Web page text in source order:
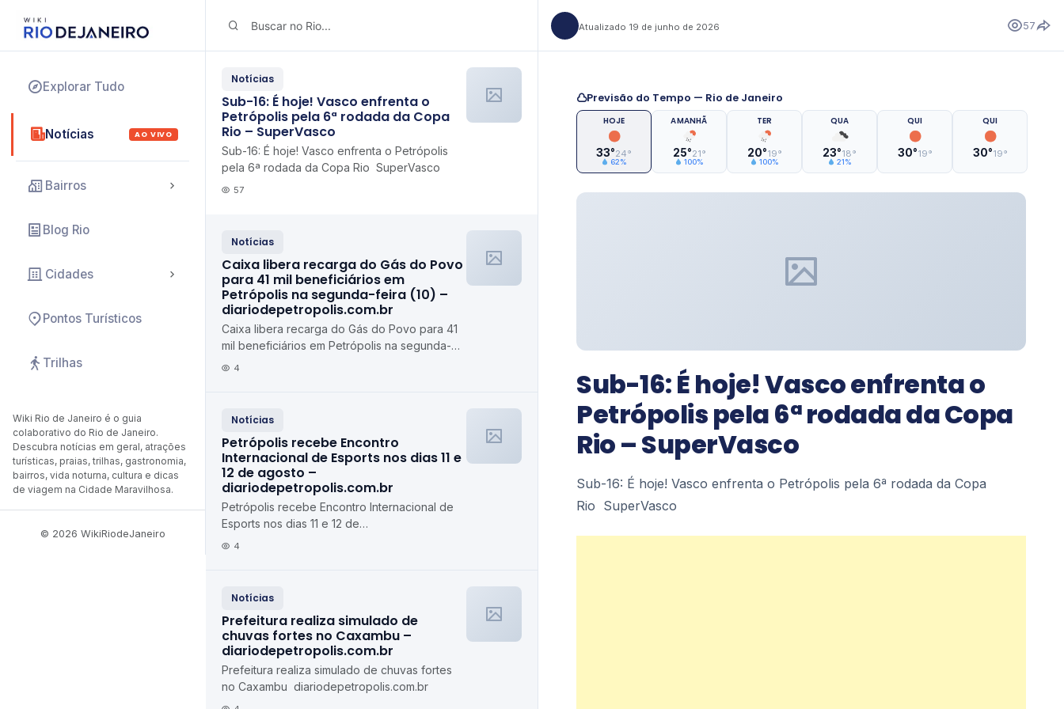
Explorar Tudo
Notícias AO VIVO
Bairros
Blog Rio
Cidades
Pontos Turísticos
Trilhas
Wiki Rio de Janeiro é o guia
colaborativo do Rio de Janeiro.
Descubra notícias em geral, atrações
turísticas, praias, trilhas, gastronomia,
bairros, vida noturna, cultura e dicas
de viagem na Cidade Maravilhosa.
© 2026 WikiRiodeJaneiro
Notícias
Sub-16: É hoje! Vasco enfrenta o
Petrópolis pela 6ª rodada da Copa
Rio – SuperVasco
Sub-16: É hoje! Vasco enfrenta o Petrópolis
pela 6ª rodada da Copa Rio SuperVasco
57
Notícias
Caixa libera recarga do Gás do Povo
para 41 mil beneficiários em
Petrópolis na segunda-feira (10) –
diariodepetropolis.com.br
Caixa libera recarga do Gás do Povo para 41
mil beneficiários em Petrópolis na segunda-
feira (10) diariodepetropolis.com.br
4
Notícias
Petrópolis recebe Encontro
Internacional de Esports nos dias 11 e
12 de agosto –
diariodepetropolis.com.br
Petrópolis recebe Encontro Internacional de
Esports nos dias 11 e 12 de
agosto diariodepetropolis.com.br
4
Notícias
Prefeitura realiza simulado de
chuvas fortes no Caxambu –
diariodepetropolis.com.br
Prefeitura realiza simulado de chuvas fortes
no Caxambu diariodepetropolis.com.br
Atualizado 19 de junho de 2026 57
Previsão do Tempo — Rio de Janeiro
HOJE
33°24°
62%
AMANHÃ
25°21°
100%
TER
20°19°
100%
QUA
23°18°
21%
QUI
30°19°
QUI
30°19°
Sub-16: É hoje! Vasco enfrenta o
Petrópolis pela 6ª rodada da Copa
Rio – SuperVasco
Sub-16: É hoje! Vasco enfrenta o Petrópolis pela 6ª rodada da Copa
Rio SuperVasco